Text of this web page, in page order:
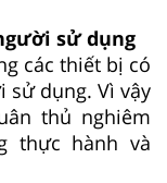
sử dụng
các thiết bị có
sử dụng. Vì vậy
thủ nghiêm
thực hành và